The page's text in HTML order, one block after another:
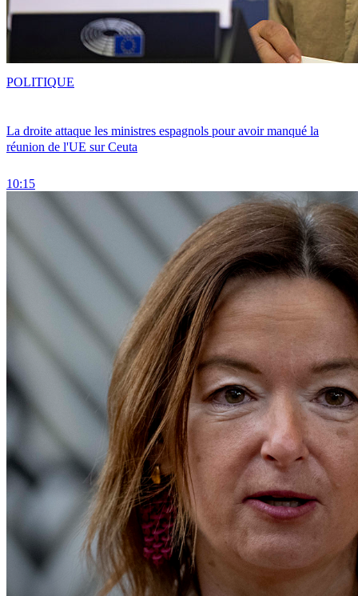
La droite attaque les ministres espagnols pour avoir manqué la
réunion de l'UE sur Ceuta
10:15
POLITIQUE